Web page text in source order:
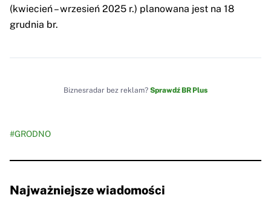
(kwiecień – wrzesień 2025 r.) planowana jest na 18
grudnia br.
Biznesradar bez reklam? Sprawdź BR Plus
#GRODNO
Najważniejsze wiadomości